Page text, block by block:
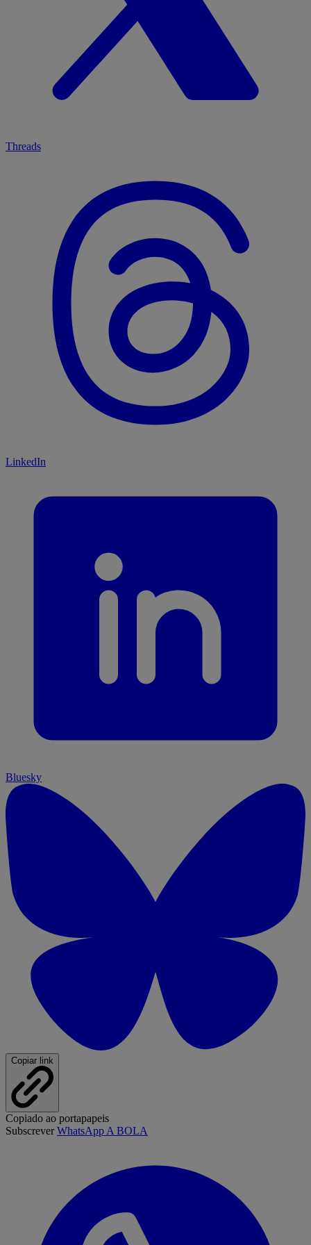
Threads
LinkedIn
Bluesky
Copiar link
Copiado ao portapapeis
SubscreverWhatsApp A BOLA